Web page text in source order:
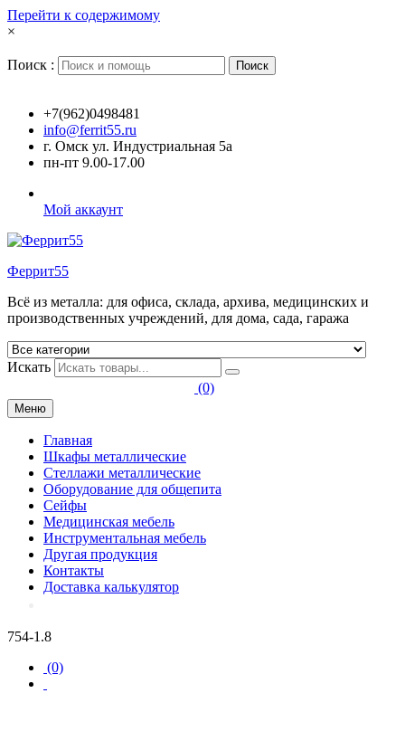
Перейти к содержимому
×
Поиск : Поиск
+7(962)0498481
info@ferrit55.ru
г. Омск ул. Индустриальная 5а
пн-пт 9.00-17.00
Мой аккаунт
Феррит55
Всё из металла: для офиса, склада, архива, медицинских и
производственных учреждений, для дома, сада, гаража
Искать
(0)
Меню
Главная
Шкафы металлические
Стеллажи металлические
Оборудование для общепита
Сейфы
Медицинская мебель
Инструментальная мебель
Другая продукция
Контакты
Доставка калькулятор
754-1.8
(0)